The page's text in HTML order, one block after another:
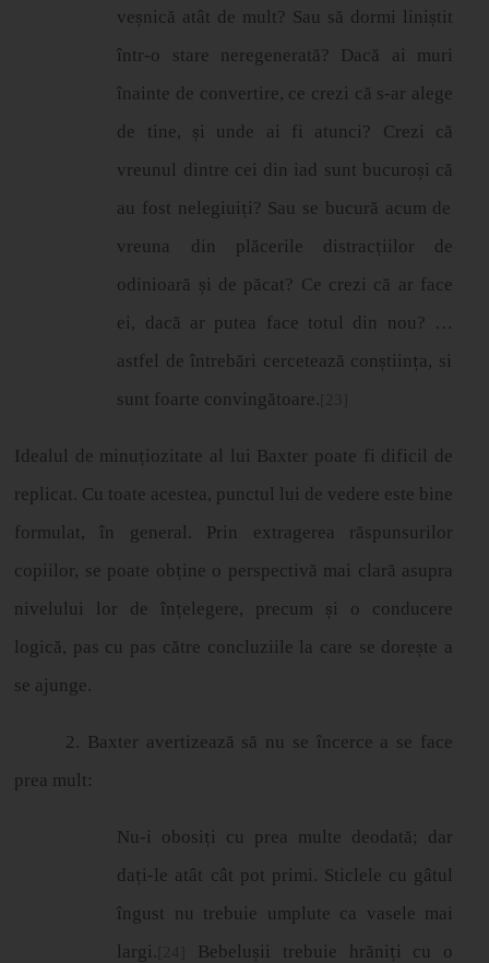
veșnică atât de mult? Sau să dormi liniștit
într-o stare neregenerată? Dacă
ai muri
înainte de convertire, ce crezi că s-ar alege
de tine, și unde ai fi atunci? Crezi că
vreunul dintre cei din iad sunt bucuroși că
au fost nelegiuiți? Sau se bucură acum de
vreuna din plăcerile distracțiilor de
odinioară și de păcat? Ce crezi că ar face
ei, dacă ar putea face totul din nou? …
astfel de întrebări cercetează conștiința, si
sunt foarte convingătoare.
Idealul de minuțiozitate al lui Baxter poate fi dificil de
replicat. Cu toate acestea, punctul lui de vedere este bine
formulat, în general. Prin extragerea răspunsurilor
copiilor, se poate obține o perspectivă mai clară asupra
nivelului lor de înțelegere, precum și o conducere
logică, pas cu pas către concluziile la care se dorește a
se ajunge.
2. Baxter avertizează să nu se încerce a se face
prea mult:
Nu-i obosiți cu prea multe deodată ; dar
dați-le atât cât pot primi. Sticlele cu gâtul
îngust nu trebuie umplute ca vasele mai
largi.
Bebelușii trebuie hrăniți cu o